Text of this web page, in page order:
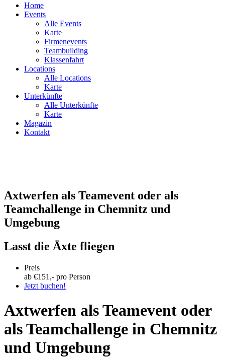
Home
Events
Alle Events
Karte
Firmenevents
Teambuilding
Klassenfahrt
Locations
Alle Locations
Karte
Unterkünfte
Alle Unterkünfte
Karte
Magazin
Kontakt
Axtwerfen als Teamevent oder als
Teamchallenge in Chemnitz und
Umgebung
Lasst die Äxte fliegen
Preis
ab €151 ,- pro Person
Jetzt buchen!
Axtwerfen als Teamevent oder
als Teamchallenge in Chemnitz
und Umgebung